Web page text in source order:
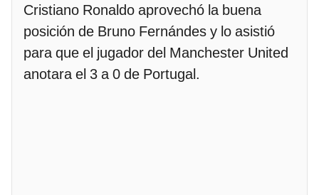
Cristiano Ronaldo aprovechó la buena
posición de Bruno Fernándes y lo asistió
para que el jugador del Manchester United
anotara el 3 a 0 de Portugal.